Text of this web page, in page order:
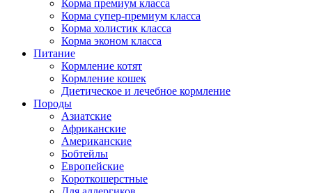
Корма премиум класса
Корма супер-премиум класса
Корма холистик класса
Корма эконом класса
Питание
Кормление котят
Кормление кошек
Диетическое и лечебное кормление
Породы
Азиатские
Африканские
Американские
Бобтейлы
Европейские
Короткошерстные